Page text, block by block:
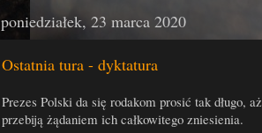
poniedziałek, 23 marca 2020
Ostatnia tura - dyktatura
Prezes Polski da się rodakom prosić tak długo,
przebiją żądaniem ich całkowitego zniesienia.